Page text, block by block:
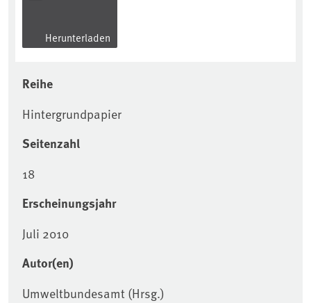
Herunterladen
Reihe
Hintergrundpapier
Seitenzahl
18
Erscheinungsjahr
Juli 2010
Autor(en)
Umweltbundesamt (Hrsg.)